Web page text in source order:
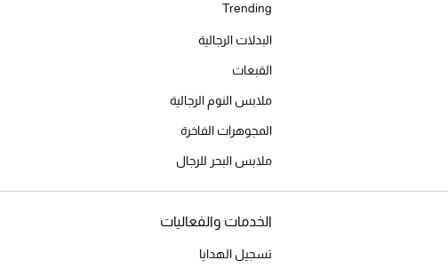
Trending
البدلات الرجالية
القبعات
ملابس النوم الرجالية
المجوهرات الفاخرة
ملابس البحر للرجال
الخدمات والفعاليات
تسجيل الهدايا